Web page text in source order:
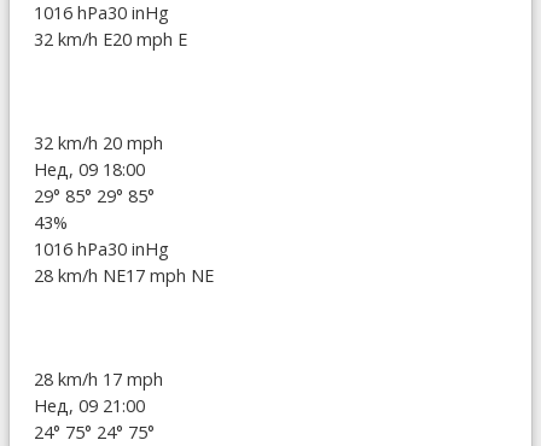
1016 hPa30 inHg
32 km/h E20 mph E
32 km/h 20 mph
Нед, 09 18:00
29° 85° 29° 85°
43%
1016 hPa30 inHg
28 km/h NE17 mph NE
28 km/h 17 mph
Нед, 09 21:00
24° 75° 24° 75°